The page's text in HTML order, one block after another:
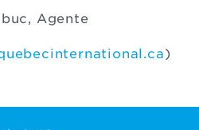
Agente
)